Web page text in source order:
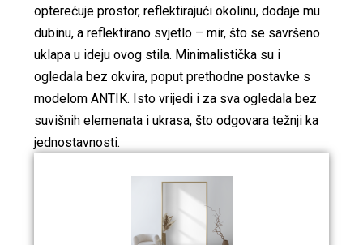
opterećuje prostor, reflektirajući okolinu, dodaje mu
dubinu, a reflektirano svjetlo – mir, što se savršeno
uklapa u ideju ovog stila. Minimalistička su i
ogledala bez okvira, poput prethodne postavke s
modelom ANTIK. Isto vrijedi i za sva ogledala bez
suvišnih elemenata i ukrasa, što odgovara težnji ka
jednostavnosti.